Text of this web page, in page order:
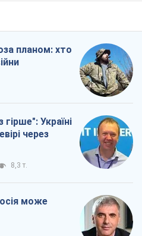
планом: хто
Україні
через
8,3 т.
може